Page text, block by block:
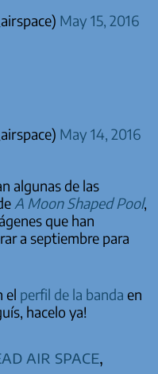
May 15, 2016
May 14, 2016
algunas de las
A Moon Shaped Pool,
que han
a septiembre para
el perfil de la banda en
hacelo ya!
air space,